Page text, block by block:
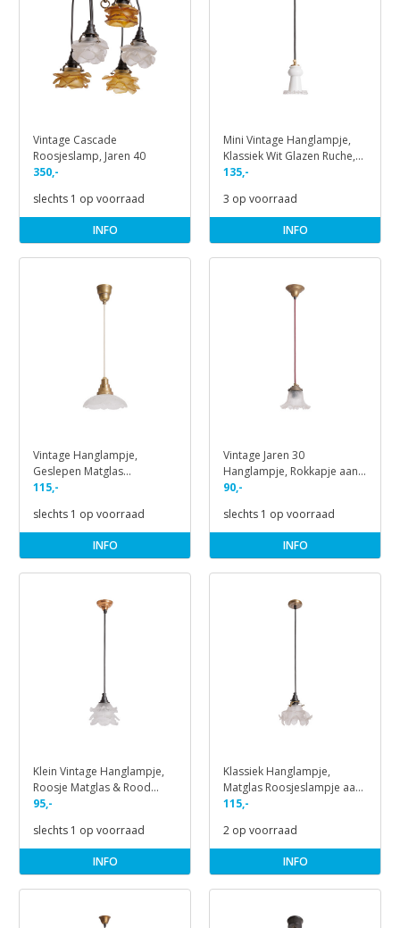
Vintage Cascade
Roosjeslamp, Jaren 40
350,-
slechts 1 op voorraad
INFO
Mini Vintage Hanglampje,
Klassiek Wit Glazen Ruche,
Jaren 50
135,-
3 op voorraad
INFO
Vintage Hanglampje,
Geslepen Matglas
Schulpkapje
115,-
slechts 1 op voorraad
INFO
Vintage Jaren 30
Hanglampje, Rokkapje aan
Snoer
90,-
slechts 1 op voorraad
INFO
Klein Vintage Hanglampje,
Roosje Matglas & Rood
Koper
95,-
slechts 1 op voorraad
INFO
Klassiek Hanglampje,
Matglas Roosjeslampje aan
Snoer
115,-
2 op voorraad
INFO